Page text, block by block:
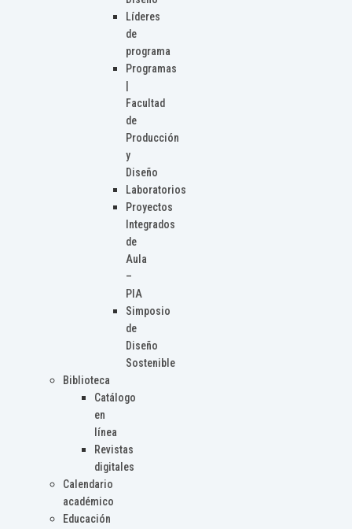
Líderes
de
programa
Programas
Facultad
de
Producción
y
Diseño
Laboratorios
Proyectos
Integrados
de
Aula
–
PIA
Simposio
de
Diseño
Sostenible
Biblioteca
Catálogo
en
línea
Revistas
digitales
Calendario
académico
Educación